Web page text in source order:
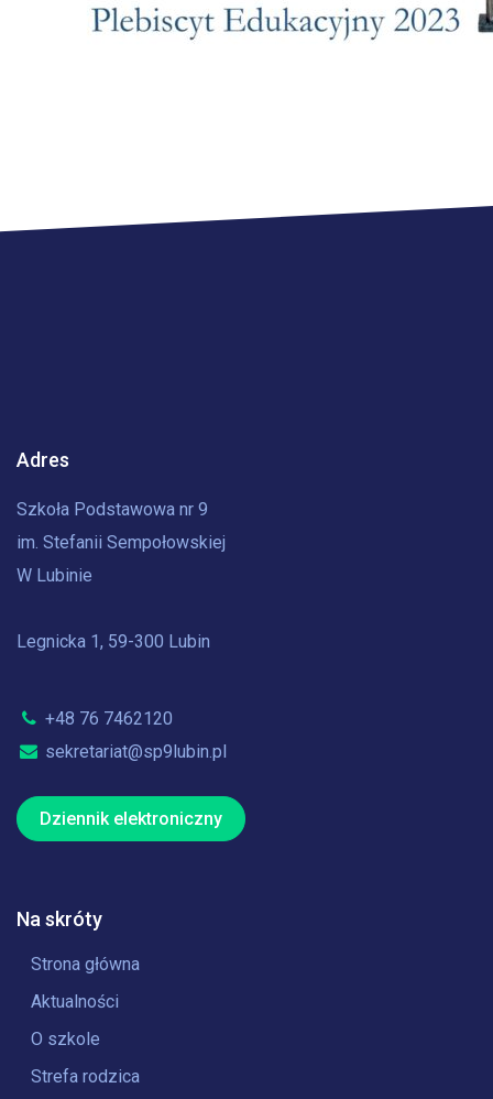
Adres
Szkoła Podstawowa nr 9
im. Stefanii Sempołowskiej
W Lubinie
Legnicka 1, 59-300 Lubin
+48 76 7462120
sekretariat@sp9lubin.pl
Dziennik elektroniczny
Na skróty
Strona główna
Aktualności
O szkole
Strefa rodzica